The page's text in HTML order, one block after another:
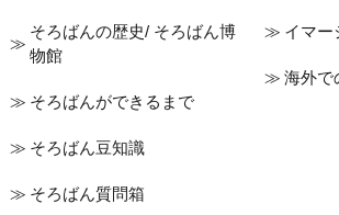
そろばんの歴史/ そろばん博
物館
そろばんができるまで
そろばん豆知識
そろばん質問箱
イマー
海外で